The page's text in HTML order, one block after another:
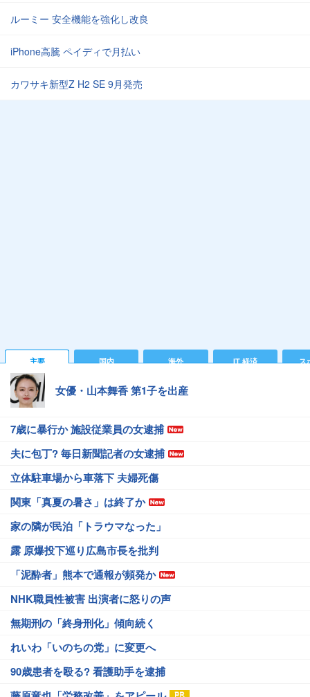
ルーミー 安全機能を強化し改良
iPhone高騰 ペイディで月払い
カワサキ新型Z H2 SE 9月発売
主要 国内 海外 IT 経済 ス
女優・山本舞香 第1子を出産
7歳に暴行か 施設従業員の女逮捕
夫に包丁? 毎日新聞記者の女逮捕
立体駐車場から車落下 夫婦死傷
関東「真夏の暑さ」は終了か
家の隣が民泊「トラウマなった」
露 原爆投下巡り広島市長を批判
「泥酔者」熊本で通報が頻発か
NHK職員性被害 出演者に怒りの声
無期刑の「終身刑化」傾向続く
れいわ「いのちの党」に変更へ
90歳患者を殴る? 看護助手を逮捕